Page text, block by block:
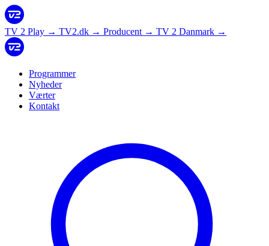
TV 2 Play → TV2.dk → Producent → TV 2 Danmark →
Programmer
Nyheder
Værter
Kontakt